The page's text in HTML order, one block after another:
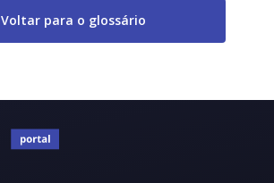
Voltar para o glossário